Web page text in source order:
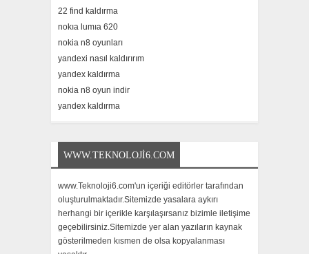
22 find kaldırma
nokıa lumıa 620
nokia n8 oyunları
yandexi nasıl kaldırırım
yandex kaldırma
nokia n8 oyun indir
yandex kaldırma
WWW.TEKNOLOJI6.COM
www.Teknoloji6.com'un içeriği editörler tarafından
oluşturulmaktadır.Sitemizde yasalara aykırı
herhangi bir içerikle karşılaşırsanız bizimle iletişime
geçebilirsiniz.Sitemizde yer alan yazıların kaynak
gösterilmeden kısmen de olsa kopyalanması